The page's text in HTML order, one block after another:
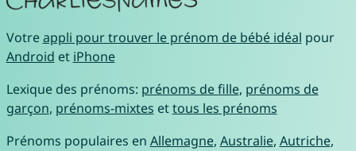
Votreappli pour trouver le prénom de bébé idéal pour
Android et iPhone
Lexique des prénoms: prénoms de fille, prénoms de
garçon, prénoms-mixtes ettous les prénoms
Prénoms populaires en Allemagne, Australie, Autriche,